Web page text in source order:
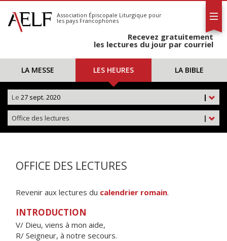
S'abonner
Calendrier
Association Épiscopale Liturgique pour
les pays Francophones
Recevez gratuitement
les lectures du jour par courriel
LA MESSE LES HEURES LA BIBLE
|
Le 27 sept. 2020
|
Office des lectures
OFFICE DES LECTURES
Revenir aux lectures du calendrier romain.
INTRODUCTION
V/ Dieu, viens à mon aide,
R/ Seigneur, à notre secours.